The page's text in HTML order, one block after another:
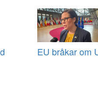
EU bråkar om